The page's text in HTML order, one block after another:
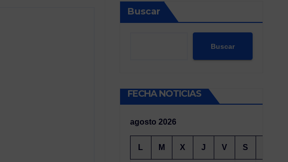
Buscar
Buscar
FECHA NOTICIAS
agosto 2026
L M X J V S